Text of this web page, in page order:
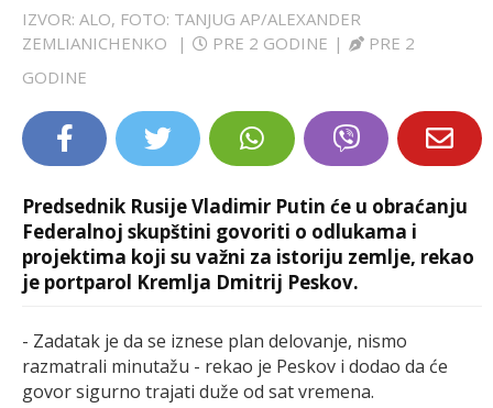
EXTRA
IZVOR: ALO, FOTO: TANJUG AP/ALEXANDER
ZEMLIANICHENKO
| PRE 2 GODINE |
PRE 2
GODINE
Predsednik Rusije Vladimir Putin će u obraćanju
Federalnoj skupštini govoriti o odlukama i
projektima koji su važni za istoriju zemlje, rekao
je portparol Kremlja Dmitrij Peskov.
- Zadatak je da se iznese plan delovanje, nismo
razmatrali minutažu - rekao je Peskov i dodao da će
govor sigurno trajati duže od sat vremena.